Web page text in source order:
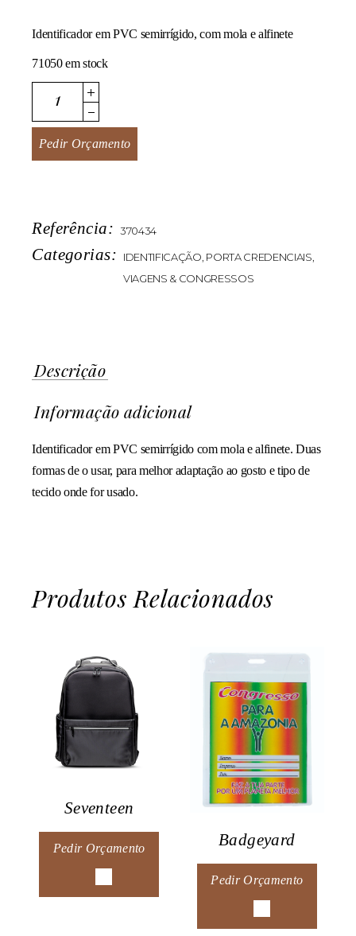
Identificador em PVC semirrígido, com mola e alfinete
71050 em stock
Wyres quantity
Pedir Orçamento
Referência: 370434
Categorias: IDENTIFICAÇÃO, PORTA CREDENCIAIS,
VIAGENS & CONGRESSOS
Descrição
Informação adicional
Identificador em PVC semirrígido com mola e alfinete. Duas
formas de o usar, para melhor adaptação ao gosto e tipo de
tecido onde for usado.
Produtos Relacionados
Seventeen
Pedir Orçamento Badgeyard
Pedir Orçamento